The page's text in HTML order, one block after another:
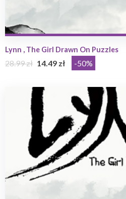
Lynn , The Girl Drawn On Puzzles
28.99 zł 14.49 zł -50%